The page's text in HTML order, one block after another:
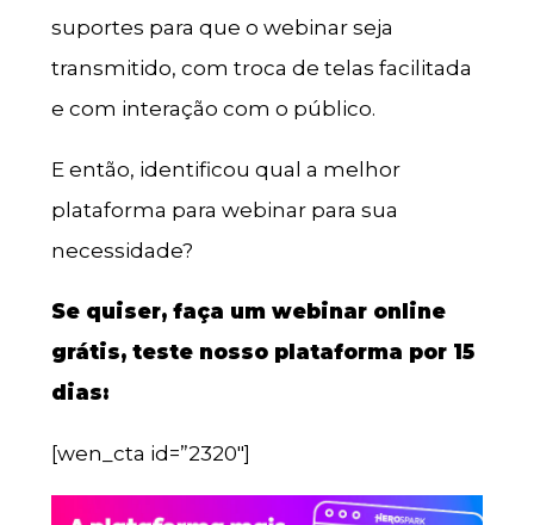
suportes para que o webinar seja
transmitido, com troca de telas facilitada
e com interação com o público.
E então, identificou qual a melhor
plataforma para webinar para sua
necessidade?
Se quiser, faça um webinar online
grátis, teste nosso plataforma por 15
dias:
[wen_cta id=”2320″]